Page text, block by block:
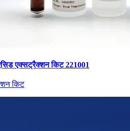
एक्सट्रैक्शन किट 221001
किट